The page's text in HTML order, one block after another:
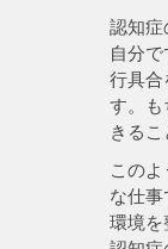
認知症
自分
行具合
す。も
きる
この
な仕
環境を